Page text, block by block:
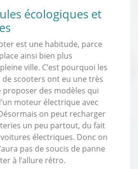
écologiques et
est une habitude, parce
ainsi bien plus
ville. C’est pourquoi les
scooters ont eu une très
proposer des modèles qui
moteur électrique avec
on peut recharger
un peu partout, du fait
voitures électriques. Donc on
pas de soucis de panne
à l’allure rétro.